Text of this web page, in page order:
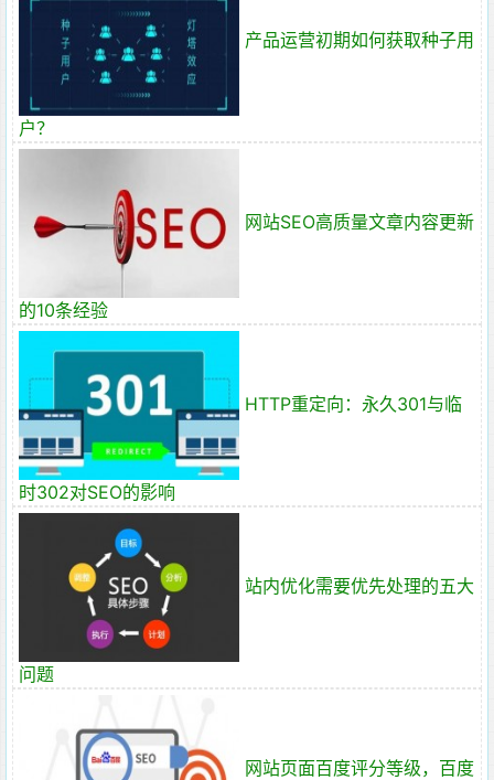
产品运营初期如何获取种子用
户？
网站SEO高质量文章内容更新
的10条经验
HTTP重定向：永久301与临
时302对SEO的影响
站内优化需要优先处理的五大
问题
网站页面百度评分等级，百度